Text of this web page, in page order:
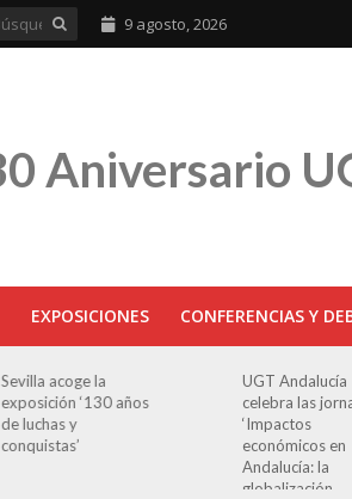
9 agosto, 2026
EXPOSICIONES CONFERENCIAS Y
Sevilla acoge la
exposición ‘130 años
de luchas y
conquistas’
UGT Andalucía
celebra las
‘Impactos
económicos en
Andalucía: la
globalización